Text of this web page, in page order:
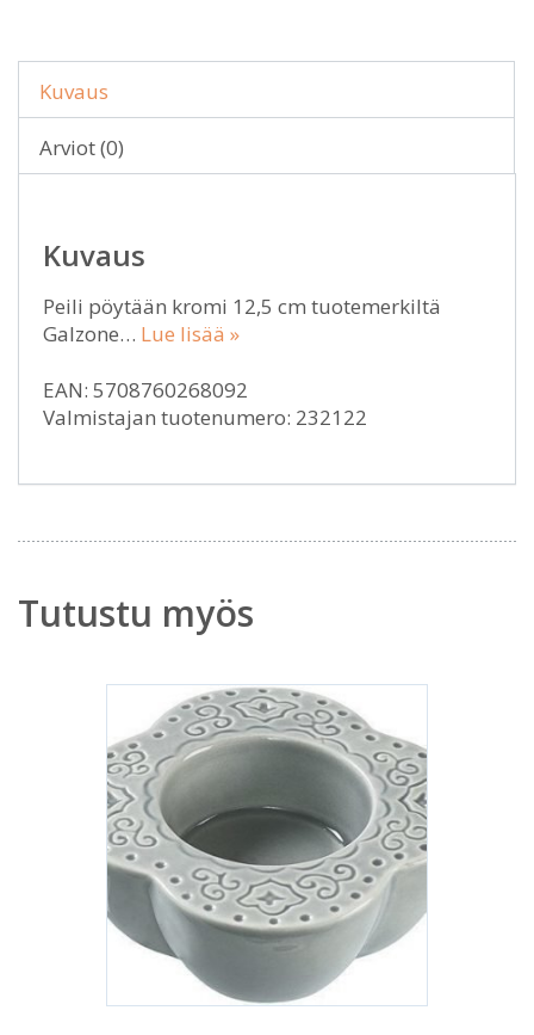
Kuvaus
Arviot (0)
Kuvaus
Peili pöytään kromi 12,5 cm tuotemerkiltä
Galzone… Lue lisää »
EAN: 5708760268092
Valmistajan tuotenumero: 232122
Tutustu myös